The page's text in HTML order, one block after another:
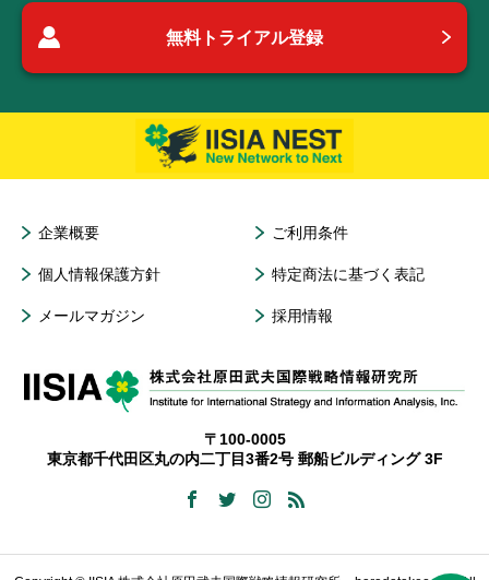
無料トライアル登録
企業概要 ご利用条件
個人情報保護方針 特定商法に基づく表記
メールマガジン 採用情報
〒100-0005
東京都千代田区丸の内二丁目3番2号 郵船ビルディング 3F